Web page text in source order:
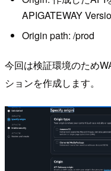
APIGATEWAY
Origin path: /prod
今回は検証環境のため
ションを作成します。